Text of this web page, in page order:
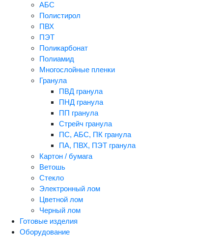
АБС
Полистирол
ПВХ
ПЭТ
Поликарбонат
Полиамид
Многослойные пленки
Гранула
ПВД гранула
ПНД гранула
ПП гранула
Стрейч гранула
ПС, АБС, ПК гранула
ПА, ПВХ, ПЭТ гранула
Картон / бумага
Ветошь
Стекло
Электронный лом
Цветной лом
Черный лом
Готовые изделия
Оборудование